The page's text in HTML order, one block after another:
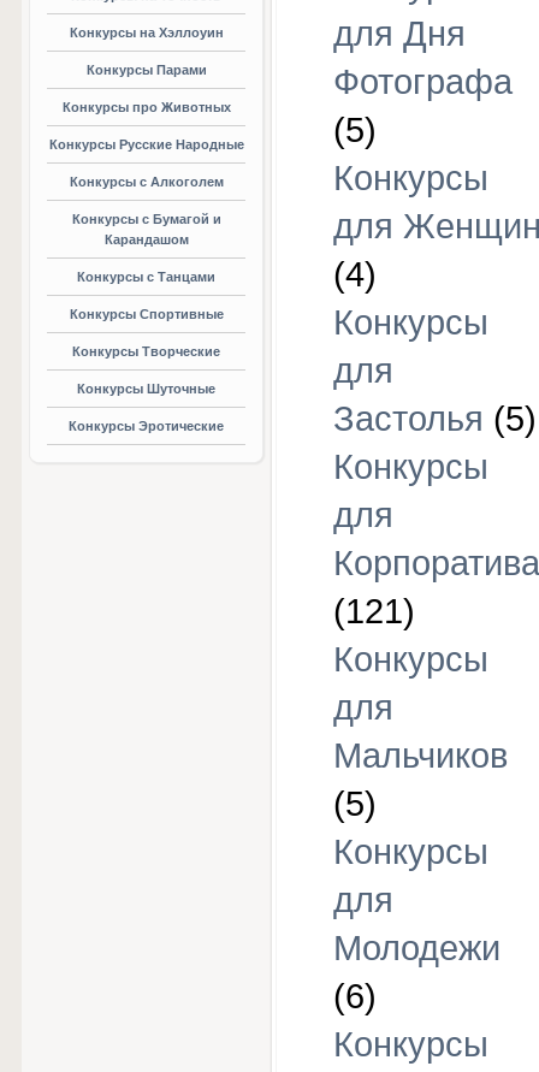
Конкурсы на Хэллоуин
Конкурсы Парами
Конкурсы про Животных
Конкурсы Русские Народные
Конкурсы с Алкоголем
Конкурсы с Бумагой и
Карандашом
Конкурсы с Танцами
Конкурсы Спортивные
Конкурсы Творческие
Конкурсы Шуточные
Конкурсы Эротические
для Дня
Фотографа
(5)
Конкурсы
для
(4)
Конкурсы
для
Застолья (5)
Конкурсы
для
Корпоратива
(121)
Конкурсы
для
Мальчиков
(5)
Конкурсы
для
Молодежи
(6)
Конкурсы